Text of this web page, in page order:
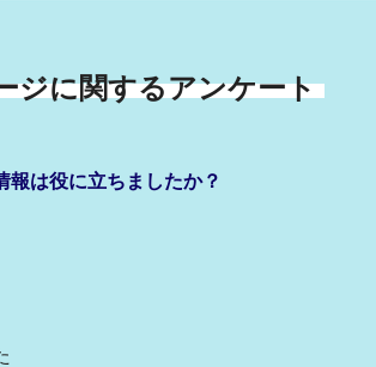
ジに関するアンケート
報は役に立ちましたか？